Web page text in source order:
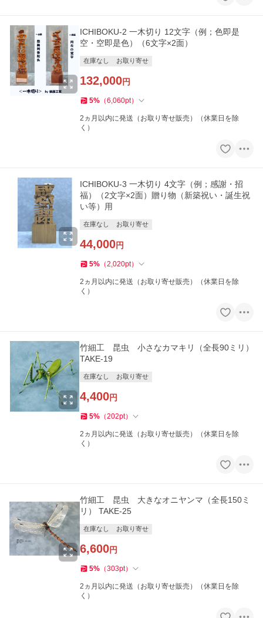
ICHIBOKU-2 一木切り 12文字（例；色即是
空・空即是色）（6文字×2面）
在庫なし お取り寄せ
132,000円
5% （6,060pt）
2ヵ月以内に発送（お取り寄せ販売）（休業日を除
く）
ICHIBOKU-3 一木切り 4文字（例；感謝・招
福）（2文字×2面）贈り物（新築祝い・誕生祝
い等）用
在庫なし お取り寄せ
44,000円
5% （2,020pt）
2ヵ月以内に発送（お取り寄せ販売）（休業日を除
く）
竹細工 昆虫 小さなカマキリ（全長90ミリ）
TAKE-19
在庫なし お取り寄せ
4,400円
5% （202pt）
2ヵ月以内に発送（お取り寄せ販売）（休業日を除
く）
竹細工 昆虫 大きなオニヤンマ（全長150ミ
リ） TAKE-25
在庫なし お取り寄せ
6,600円
5% （303pt）
2ヵ月以内に発送（お取り寄せ販売）（休業日を除
く）